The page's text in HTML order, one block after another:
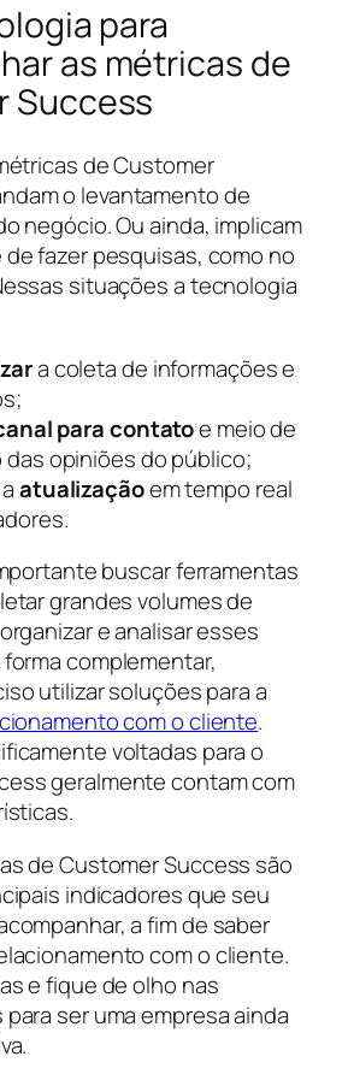
para
as métricas de
Success
de Customer
o levantamento de
negócio. Ou ainda, implicam
fazer pesquisas, como no
situações a tecnologia
a coleta de informações e
para contatoe meio de
opiniões do público;
atualizaçãoem tempo real
buscar ferramentas
grandes volumes de
e analisar esses
complementar,
utilizar soluções para a
com o cliente.
voltadas para o
geralmente contam com
de Customer Success são
indicadores que seu
a fim de saber
com o cliente.
e fique de olho nas
ser uma empresa ainda